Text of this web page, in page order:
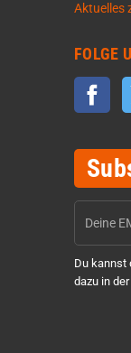
Aktuelles
FOLGE
Du kannst
dazu in